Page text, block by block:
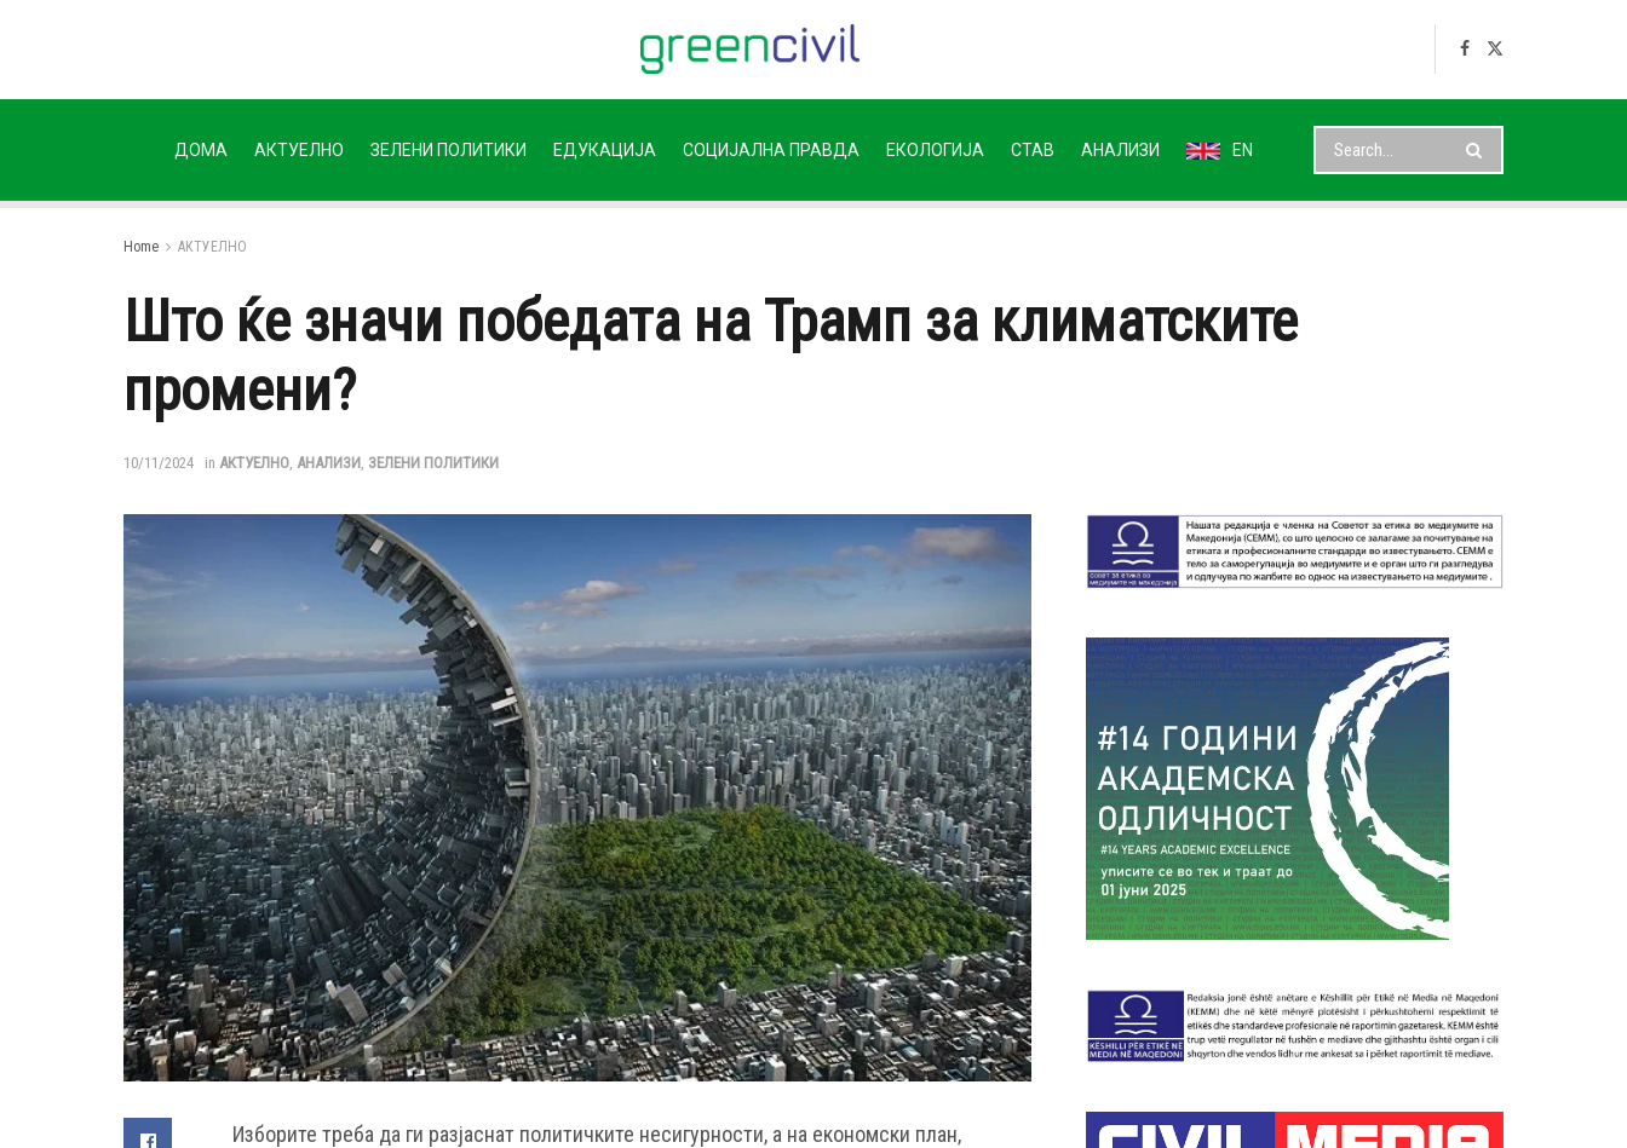
ДОМА АКТУЕЛНО ЗЕЛЕНИ ПОЛИТИКИ ЕДУКАЦИЈА СОЦИЈАЛНА ПРАВДА ЕКОЛОГИЈА СТАВ АНАЛИЗИ EN
Home АКТУЕЛНО
Што ќе значи победата на Трамп за климатските
промени?
10/11/2024 in АКТУЕЛНО, АНАЛИЗИ, ЗЕЛЕНИ ПОЛИТИКИ
Изборите треба да ги разјаснат политичките несигурности, а на економски план,